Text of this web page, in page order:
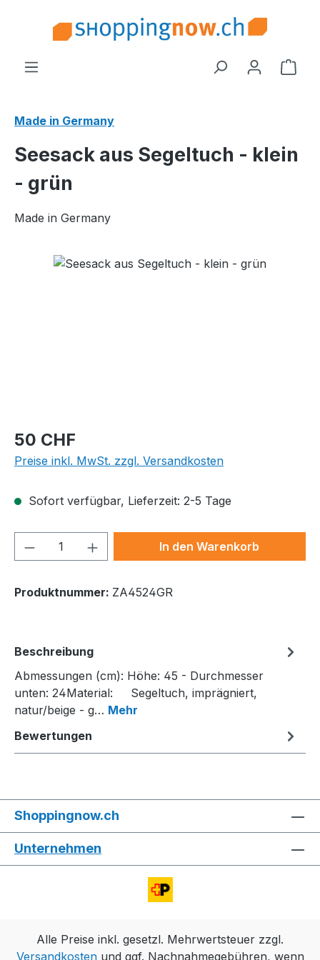
Zum Hauptinhalt springen
Made in Germany
Seesack aus Segeltuch - klein
- grün
Made in Germany
Bildergalerie überspringen
Regulärer Preis:
50 CHF
Preise inkl. MwSt. zzgl. Versandkosten
Sofort verfügbar, Lieferzeit: 2-5 Tage
Produkt Anzahl: Gib denIn den Warenkorb
Produktnummer: ZA4524GR
Beschreibung
Abmessungen (cm): Höhe: 45 - Durchmesser
unten: 24Material: Segeltuch, imprägniert,
natur/beige - g… Mehr
Bewertungen
Shoppingnow.ch
Unternehmen
Alle Preise inkl. gesetzl. Mehrwertsteuer zzgl.
Versandkostenund ggf. Nachnahmegebühren, wenn